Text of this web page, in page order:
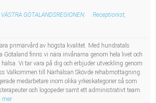
VÄSTRA GÖTALANDSREGIONEN
Receptionist,
primärvård av högsta kvalitet. Med hundratals
Götaland finns vi nära invånarna genom hela livet och
Vi tar vara på dig och erbjuder utveckling genom
Välkommen till Närhälsan Skövde rehabmottagning.
medarbetare inom olika yrkeskategorier så som
och logopeder samt ett administrativt team.
mer